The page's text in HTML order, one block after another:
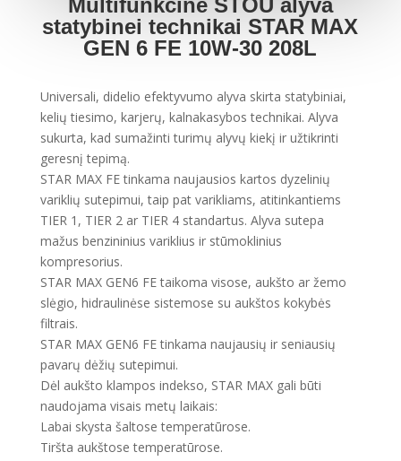
Multifunkcinė STOU alyva
statybinei technikai STAR MAX
GEN 6 FE 10W-30 208L
Universali, didelio efektyvumo alyva skirta statybiniai,
kelių tiesimo, karjerų, kalnakasybos technikai. Alyva
sukurta, kad sumažinti turimų alyvų kiekį ir užtikrinti
geresnį tepimą.
STAR MAX FE tinkama naujausios kartos dyzelinių
variklių sutepimui, taip pat varikliams, atitinkantiems
TIER 1, TIER 2 ar TIER 4 standartus. Alyva sutepa
mažus benzininius variklius ir stūmoklinius
kompresorius.
STAR MAX GEN6 FE taikoma visose, aukšto ar žemo
slėgio, hidraulinėse sistemose su aukštos kokybės
filtrais.
STAR MAX GEN6 FE tinkama naujausių ir seniausių
pavarų dėžių sutepimui.
Dėl aukšto klampos indekso, STAR MAX gali būti
naudojama visais metų laikais:
Labai skysta šaltose temperatūrose.
Tiršta aukštose temperatūrose.